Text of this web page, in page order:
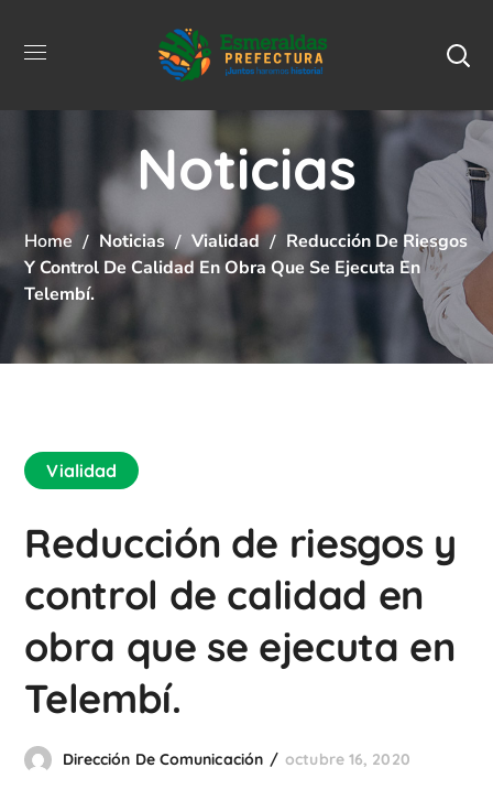
Noticias
Home Noticias Vialidad
Reducción De Riesgos
Y Control De Calidad En Obra Que Se Ejecuta En
Telembí.
Vialidad
Reducción de riesgos y
control de calidad en
obra que se ejecuta en
Telembí.
Dirección De Comunicación octubre 16, 2020